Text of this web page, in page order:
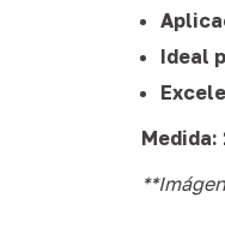
Ideal
Medida: